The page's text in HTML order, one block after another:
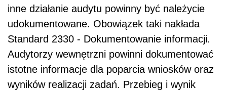
inne działanie audytu powinny być należycie
udokumentowane. Obowiązek taki nakłada
Standard 2330 - Dokumentowanie informacji.
Audytorzy wewnętrzni powinni dokumentować
istotne informacje dla poparcia wniosków oraz
wyników realizacji zadań. Przebieg i wynik